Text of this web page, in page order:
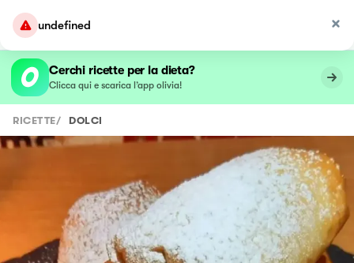
undefined
Cerchi ricette per la dieta?
Clicca qui e scarica l’app olivia!
RICETTE/ DOLCI